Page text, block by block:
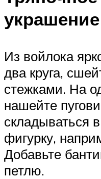
украшение
Из войлока
два круга,
стежками. На
нашейте
складываться
фигурку,
Добавьте
петлю.